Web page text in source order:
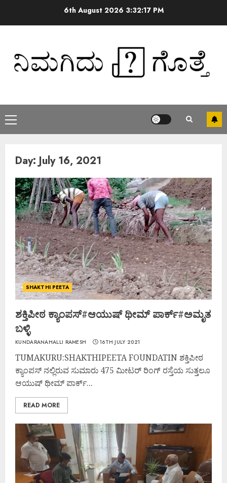
6th August 2026 3:32:18 PM
Day: July 16, 2021
SHAKTHI PEETA
ಶಕ್ತಿಪೀಠ ಕ್ಯಾಂಪಸ್#ಆಯುಷ್ ಥೀಮ್ ಪಾರ್ಕ್#ಅಮೃತ
ಬಳ್ಳಿ
KUNDARANAHALLI RAMESH 16TH JULY 2021
TUMAKURU:SHAKTHIPEETA FOUNDATIN ಶಕ್ತಿಪೀಠ
ಕ್ಯಾಂಪಸ್ ನಲ್ಲಿರುವ ಸುಮಾರು 475 ಮೀಟರ್ ರಿಂಗ್ ರಸ್ತೆಯ ಸುತ್ತಲೂ
ಆಯುಷ್ ಥೀಮ್ ಪಾರ್ಕ್...
READ MORE